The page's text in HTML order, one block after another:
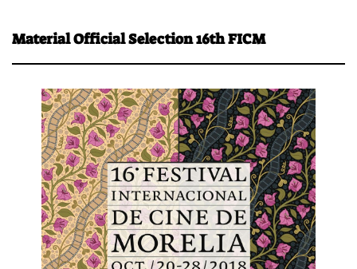
Material Official Selection 16th FICM